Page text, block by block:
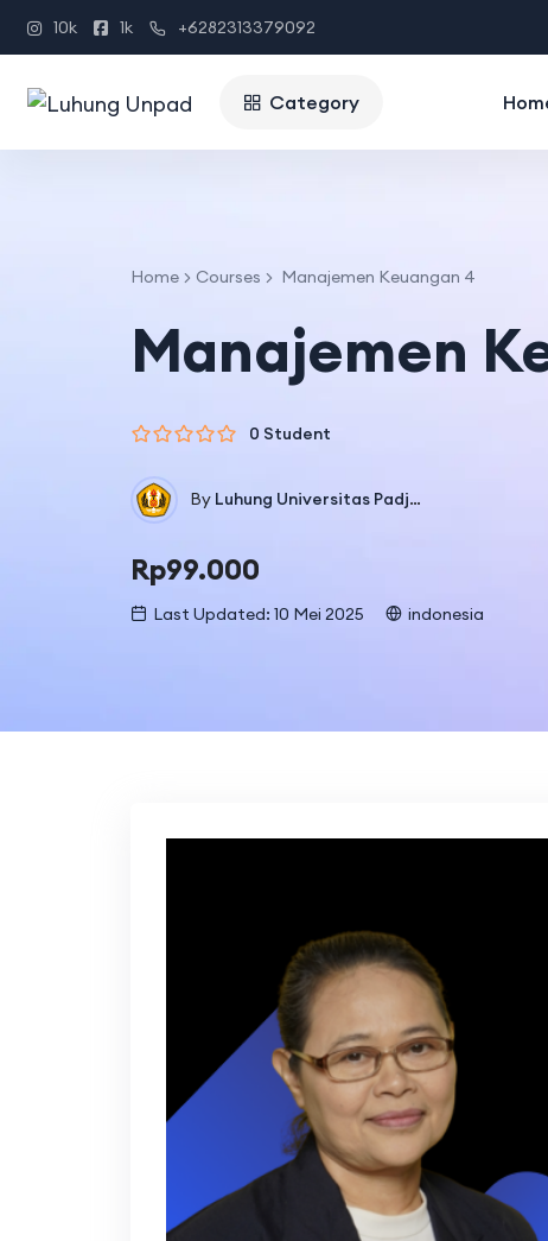
10k 1k +6282313379092
Category
Home Courses Manajemen Keuangan 4
Manajemen
0 Student
By Luhung Universitas Padjadjaran
Rp99.000
Last Updated: 10 Mei 2025 indonesia